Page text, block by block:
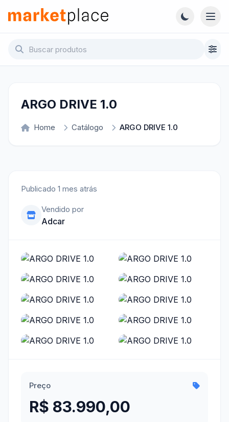
Pular para o conteúdo principal
Marketplace - Voltar para a página inicial
ARGO DRIVE 1.0
Home Catálogo ARGO DRIVE 1.0
Publicado 1 mes atrás
Vendido por
Adcar
Preço
R$ 83.990,00